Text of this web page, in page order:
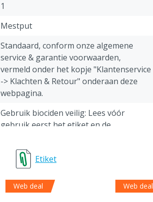
1
Mestput
Standaard, conform onze algemene
service & garantie voorwaarden,
vermeld onder het kopje "Klantenservice
-> Klachten & Retour" onderaan deze
webpagina.
Gebruik biociden veilig: Lees vóór
gebruik eerst het etiket en de
Chemisch
Larven
Etiket
Web deal Web deal